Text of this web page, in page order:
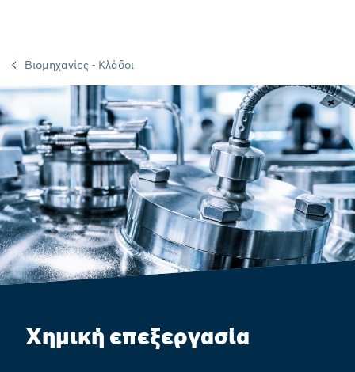
Βιομηχανίες - Κλάδοι
Χημική επεξεργασία